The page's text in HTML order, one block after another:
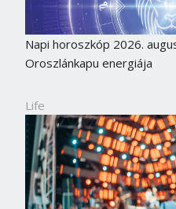
Napi horoszkóp 2026.
Oroszlánkapu energiája
Life